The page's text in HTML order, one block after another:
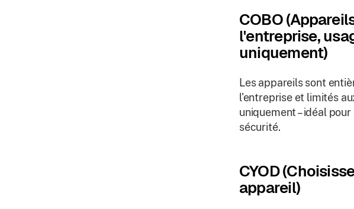
COBO
l'entreprise,
uniquement)
Les appareils sont
l'entreprise et limités
uniquement – idéal
sécurité.
CYOD
appareil)